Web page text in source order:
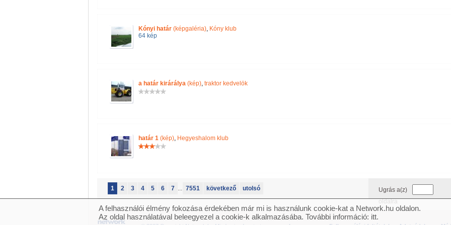
Kónyi határ (képgaléria), Kóny klub
64 kép
a határ kirárálya (kép), traktor kedvelök
határ 1 (kép), Hegyeshalom klub
Ugrás a(z)
oldalra
1 2 3 4 5 6 7 ... 7551 következő utolsó
A felhasználói élmény fokozása érdekében már mi is használunk cookie-kat a Network.hu oldalon.
Az oldal használatával beleegyezel a cookie-k alkalmazásába. További információ: itt.